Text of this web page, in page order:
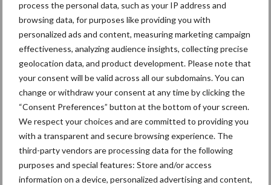
process the personal data, such as your IP address and
browsing data, for purposes like providing you with
personalized ads and content, measuring marketing campaign
effectiveness, analyzing audience insights, collecting precise
geolocation data, and product development. Please note that
your consent will be valid across all our subdomains. You can
change or withdraw your consent at any time by clicking the
“Consent Preferences” button at the bottom of your screen.
We respect your choices and are committed to providing you
with a transparent and secure browsing experience. The
third-party vendors are processing data for the following
purposes and special features: Store and/or access
information on a device, personalized advertising and content,
een langere levensduur
“Vraag naar praktische
Polen groter dan ooit”
Themapagina's